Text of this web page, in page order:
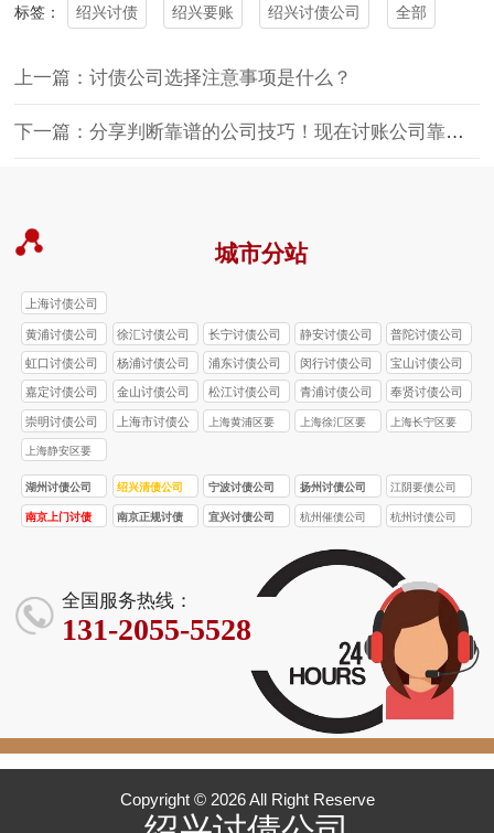
标签： 绍兴讨债 绍兴要账 绍兴讨债公司 全部
上一篇：讨债公司选择注意事项是什么？
下一篇：分享判断靠谱的公司技巧！现在讨账公司靠谱吗？
城市分站
上海讨债公司
黄浦讨债公司 徐汇讨债公司 长宁讨债公司 静安讨债公司 普陀讨债公司
虹口讨债公司 杨浦讨债公司 浦东讨债公司 闵行讨债公司 宝山讨债公司
嘉定讨债公司 金山讨债公司 松江讨债公司 青浦讨债公司 奉贤讨债公司
崇明讨债公司
上海市讨债公
上海黄浦区要
上海徐汇区要
上海长宁区要
上海静安区要
账公司
湖州讨债公司
绍兴清债公司 宁波讨债公司 扬州讨债公司 江阴要债公司
南京上门讨债
南京正规讨债
宜兴讨债公司 杭州催债公司 杭州讨债公司
全国服务热线：
131-2055-5528
Copyright © 2026 All Right Reserve